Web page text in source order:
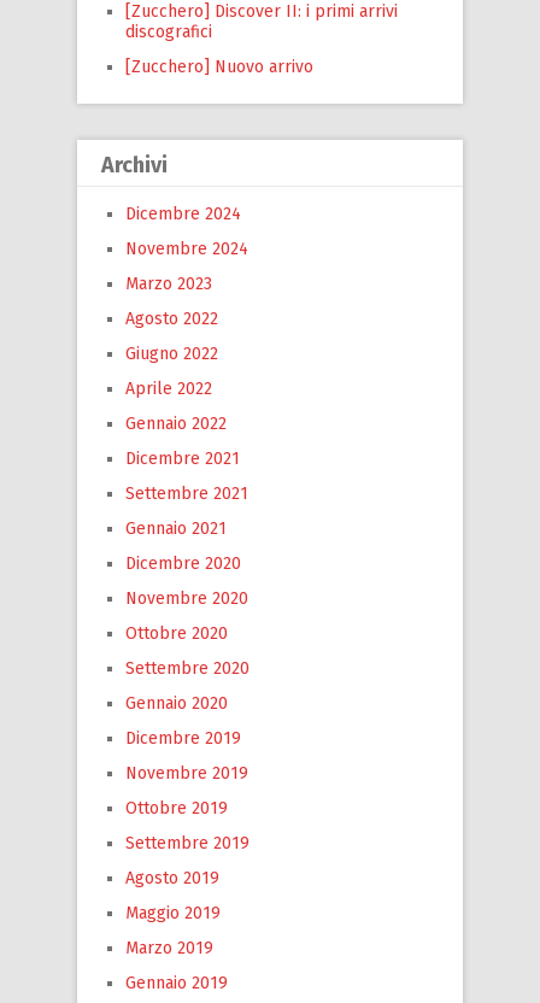
[Zucchero] Discover II: i primi arrivi
discografici
[Zucchero] Nuovo arrivo
Archivi
Dicembre 2024
Novembre 2024
Marzo 2023
Agosto 2022
Giugno 2022
Aprile 2022
Gennaio 2022
Dicembre 2021
Settembre 2021
Gennaio 2021
Dicembre 2020
Novembre 2020
Ottobre 2020
Settembre 2020
Gennaio 2020
Dicembre 2019
Novembre 2019
Ottobre 2019
Settembre 2019
Agosto 2019
Maggio 2019
Marzo 2019
Gennaio 2019